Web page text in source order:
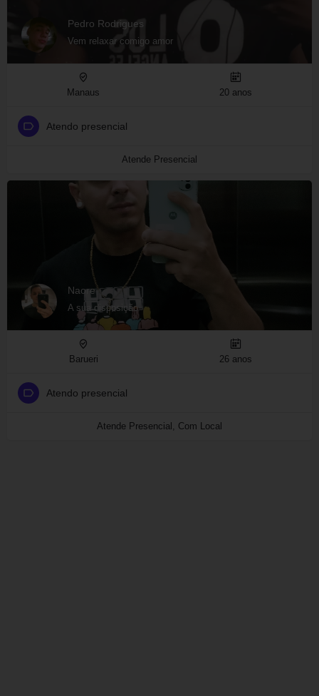
Pedro Rodrigues
Vem relaxar comigo amor
Manaus 20 anos
Atendo presencial
Atende Presencial
Naore
A sua disposição
Barueri 26 anos
Atendo presencial
Atende Presencial, Com Local